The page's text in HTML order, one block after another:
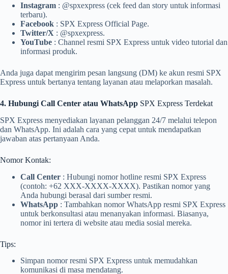
Instagram : @spxexpress (cek feed dan story untuk informasi
terbaru).
Facebook : SPX Express Official Page.
Twitter/X : @spxexpress.
YouTube : Channel resmi SPX Express untuk video tutorial dan
informasi produk.
Anda juga dapat mengirim pesan langsung (DM) ke akun resmi SPX
Express untuk bertanya tentang layanan atau melaporkan masalah.
4. Hubungi Call Center atau WhatsApp SPX Express Terdekat
SPX Express menyediakan layanan pelanggan 24/7 melalui telepon
dan WhatsApp. Ini adalah cara yang cepat untuk mendapatkan
jawaban atas pertanyaan Anda.
Nomor Kontak:
Call Center : Hubungi nomor hotline resmi SPX Express
(contoh: +62 XXX-XXXX-XXXX). Pastikan nomor yang
Anda hubungi berasal dari sumber resmi.
WhatsApp : Tambahkan nomor WhatsApp resmi SPX Express
untuk berkonsultasi atau menanyakan informasi. Biasanya,
nomor ini tertera di website atau media sosial mereka.
Tips:
Simpan nomor resmi SPX Express untuk memudahkan
komunikasi di masa mendatang.